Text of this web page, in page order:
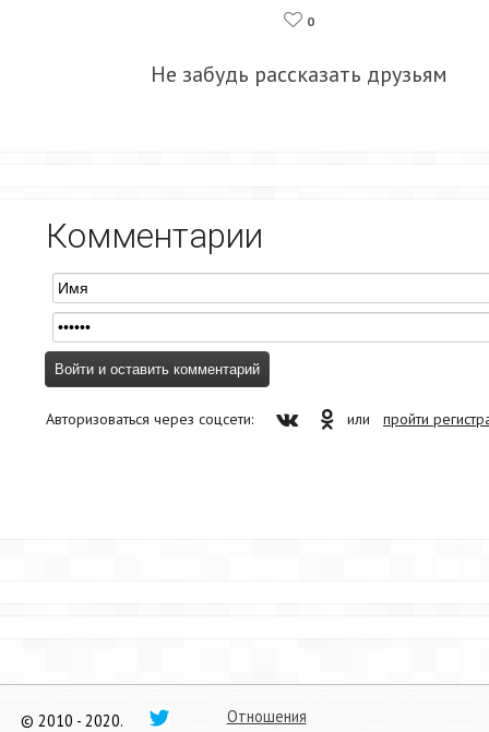
0
Не забудь рассказать друзьям
Комментарии
Авторизоваться через соцсети: или пройти
© 2010 - 2020.
Отношения